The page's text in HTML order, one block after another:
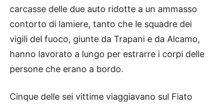
carcasse delle due auto ridotte a un ammasso
contorto di lamiere, tanto che le squadre dei
vigili del fuoco, giunte da Trapani e da Alcamo,
hanno lavorato a lungo per estrarre i corpi delle
persone che erano a bordo.
Cinque delle sei vittime viaggiavano sul Fiato